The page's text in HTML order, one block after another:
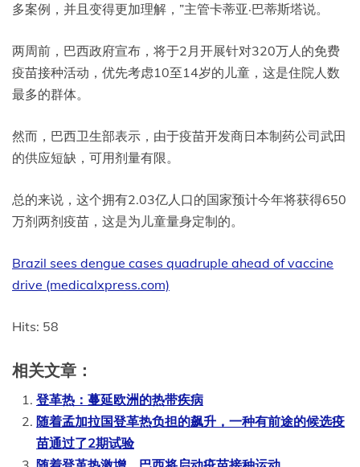
多案例，并且变得更加理解，”主管卡蒂亚·巴蒂斯塔说。
两周前，巴西政府宣布，将于2月开展针对320万人的免费
疫苗接种活动，优先考虑10至14岁的儿童，这是住院人数
最多的群体。
然而，巴西卫生部表示，由于疫苗开发商日本制药公司武田
的供应短缺，可用剂量有限。
总的来说，这个拥有2.03亿人口的国家预计今年将获得650
万剂两剂疫苗，这是为儿童量身定制的。
Brazil sees dengue cases quadruple ahead of vaccine
drive (medicalxpress.com)
Hits: 58
相关文章：
登革热：蔓延欧洲的热带疾病
随着孟加拉国登革热负担的飙升，一种有前途的候选疫
苗通过了2期试验